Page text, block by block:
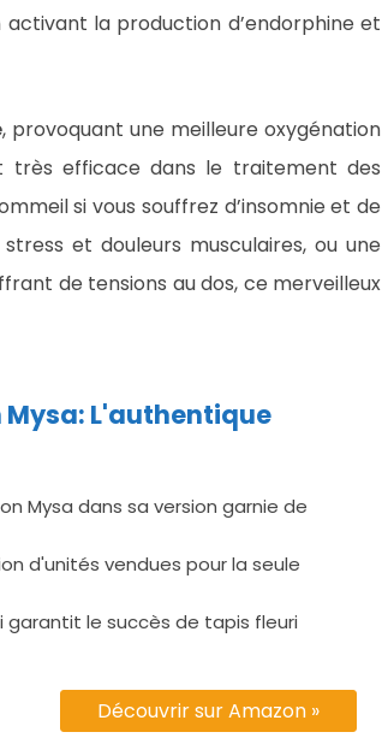
la production d’endorphine et
, provoquant une meilleure oxygénation
très efficace dans le traitement des
si vous souffrez d’insomnie et de
et douleurs musculaires, ou une
de tensions au dos, ce merveilleux
L'authentique
Mysa dans sa version garnie de
d'unités vendues pour la seule
garantit le succès de tapis fleuri
Découvrir sur Amazon »